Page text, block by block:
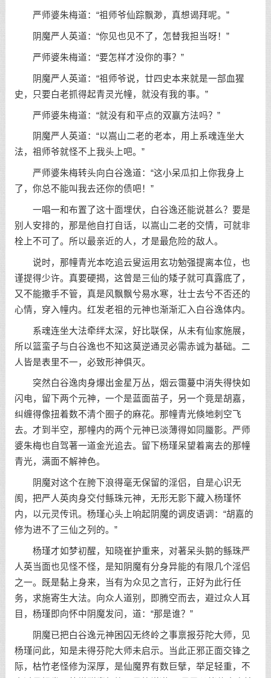
严师婆朱梅道：“祖师爷仙踪飘渺，真想谒拜呢。”
阴魔严人英道：“你见也见不了，怎替我担当呀！”
严师婆朱梅道：“要怎样才没你的事？”
阴魔严人英道：“祖师爷说，廿四史本来就是一部血猩
史，只要白老抓得起青灵光幢，就没有我的事。”
严师婆朱梅道：“就没有和平点的双赢方法吗？”
阴魔严人英道：“以嵩山二老的老本，用上系魂连坐大
法，祖师爷就怪不上我头上吧。”
严师婆朱梅转头向白谷逸道：“这小呆瓜扣上你我身上
了，你总不能叫我去还你的债吧！”
一唱一和布置了这十面埋伏，白谷逸还能说甚么？要是
别人安排的，那是他自打自话，以嵩山二老的交情，可就非
栓上不可了。所以最亲近的人，才是最危险的敌人。
说时，那幢青光本吃追云叟运用玄功勉强提离本位，也
谨提得少许。真要硬揭，这曾是三仙的矮子就可真露底了，
又不能撒手不管，真是风飘飘兮易水寒，壮士去兮不否还的
心情，穿入幢内。红发老祖的元神也渐渐汇入白谷逸体内。
系魂连坐大法牵绊太深，好比联保，从未有仙家施展，
所以篮蛮子与白谷逸也不知这莫逆通灵必需赤诚为基础。二
人皆是表里不一，必致形神俱灭。
突然白谷逸肉身爆出金星万丛，烟云霭蔓中消失得快如
闪电，留下两个元神，一个是蓝面苗子，另一个竟是胡嘉，
纠缠得像扭着数不清个圈子的麻花。那幢青光倏地刺空飞
去。才到半空，那幢内的两个元神已淡薄得如同蜃影。严师
婆朱梅也自驾著一道金光追去。留下杨瑾呆望着离去的那幢
青光，满面不解神色。
阴魔对这个在胯下浪得毫无保留的淫侣，自是心识无
阂，把严人英肉身交付鲧珠元神，无形无影下藏入杨瑾怀
内，以元灵传讯。杨瑾心头上响起阴魔的调皮语调：“胡嘉的
修为进不了三仙之列的。”
杨瑾才如梦初醒，知晓崔护重来，对著呆头鹅的鲧珠严
人英当面也见怪不怪，是知阴魔有分身异能的有限几个淫侣
之一。既是黏上身来，当有为众见之言行，正好为此行任
务，求施寄生大法。向众人道别，即腾空而去，避过众人耳
目，杨瑾即向怀中阴魔发问，道：“那是谁？”
阴魔已把白谷逸元神困囚无终岭之事禀报芬陀大师，见
杨瑾问此，知是未得芬陀大师未启示。当此正邪正面交锋之
际，枯竹老怪修为深厚，是仙魔界有数巨擘，举足轻重，不